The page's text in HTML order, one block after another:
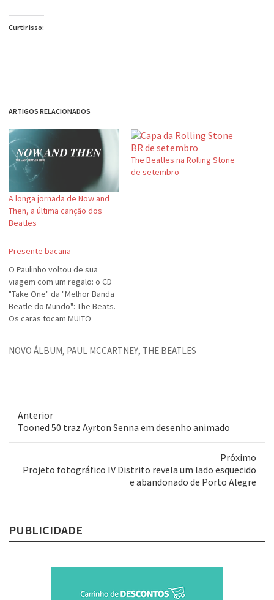
Curtir isso:
ARTIGOS RELACIONADOS
A longa jornada de Now and
Then, a última canção dos
Beatles
The Beatles na Rolling Stone
de setembro
Presente bacana
O Paulinho voltou de sua
viagem com um regalo: o CD
"Take One" da "Melhor Banda
Beatle do Mundo": The Beats.
Os caras tocam MUITO
MUITO parecida com o do Paul
McCartney. A produção é
NOVO ÁLBUM, PAUL MCCARTNEY, THE BEATLES
Anterior
Post
Tooned 50 traz Ayrton Senna em desenho animado
Próximo
Próximo
Projeto fotográfico IV Distrito revela um lado esquecido
e abandonado de Porto Alegre
PUBLICIDADE